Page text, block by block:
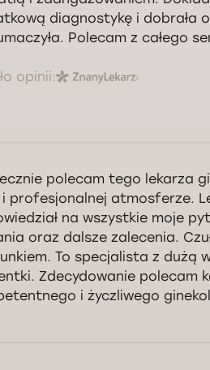
diagnostykę i dobrała
Polecam z całego
opinii:
polecam tego lekarza
i profesjonalnej atmosferze.
na wszystkie moje
oraz dalsze zalecenia.
To specjalista z dużą
Zdecydowanie polecam
i życzliwego